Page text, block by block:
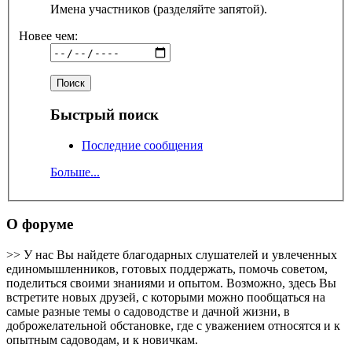
Имена участников (разделяйте запятой).
Новее чем:
Быстрый поиск
Последние сообщения
Больше...
О форуме
>> У нас Вы найдете благодарных слушателей и увлеченных
единомышленников, готовых поддержать, помочь советом,
поделиться своими знаниями и опытом. Возможно, здесь Вы
встретите новых друзей, с которыми можно пообщаться на
самые разные темы о садоводстве и дачной жизни, в
доброжелательной обстановке, где с уважением относятся и к
опытным садоводам, и к новичкам.